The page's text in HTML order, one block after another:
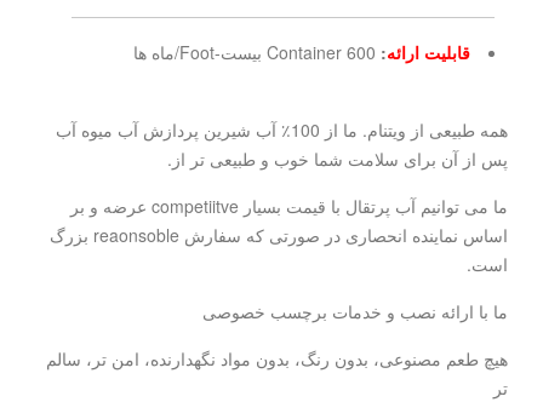
قابلیت ارائه: 600 Container بیست-Foot/ماه ها
همه طبیعی از ویتنام. ما از 100٪ آب شیرین پردازش آب میوه آب
پس از آن برای سلامت شما خوب و طبیعی تر از.
ما می توانیم آب پرتقال با قیمت بسیار competiitve عرضه و بر
اساس نماینده انحصاری در صورتی که سفارش reaonsoble بزرگ
است.
ما با ارائه نصب و خدمات برچسب خصوصی
هیچ طعم مصنوعی، بدون رنگ، بدون مواد نگهدارنده، امن تر، سالم
تر